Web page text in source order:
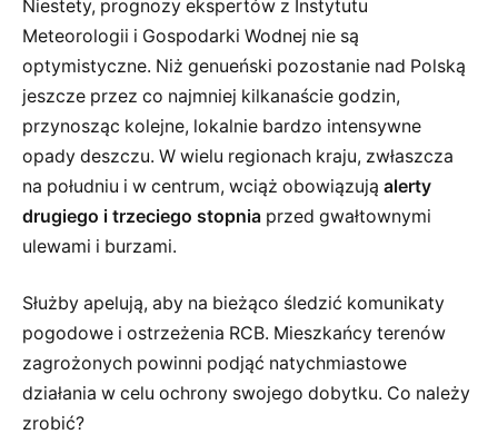
Niestety, prognozy ekspertów z Instytutu
Meteorologii i Gospodarki Wodnej nie są
optymistyczne. Niż genueński pozostanie nad Polską
jeszcze przez co najmniej kilkanaście godzin,
przynosząc kolejne, lokalnie bardzo intensywne
opady deszczu. W wielu regionach kraju, zwłaszcza
na południu i w centrum, wciąż obowiązują alerty
drugiego i trzeciego stopnia przed gwałtownymi
ulewami i burzami.
Służby apelują, aby na bieżąco śledzić komunikaty
pogodowe i ostrzeżenia RCB. Mieszkańcy terenów
zagrożonych powinni podjąć natychmiastowe
działania w celu ochrony swojego dobytku. Co należy
zrobić?